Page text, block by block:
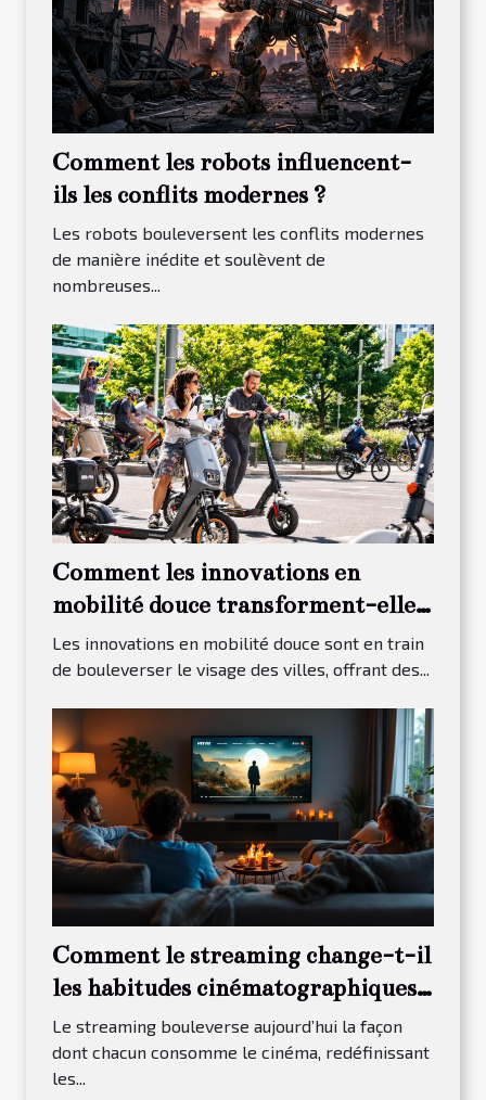
Comment les robots influencent-
ils les conflits modernes ?
Les robots bouleversent les conflits modernes
de manière inédite et soulèvent de
nombreuses...
Comment les innovations en
mobilité douce transforment-elles
nos villes ?
Les innovations en mobilité douce sont en train
de bouleverser le visage des villes, offrant des...
Comment le streaming change-t-il
les habitudes cinématographiques
?
Le streaming bouleverse aujourd’hui la façon
dont chacun consomme le cinéma, redéfinissant
les...